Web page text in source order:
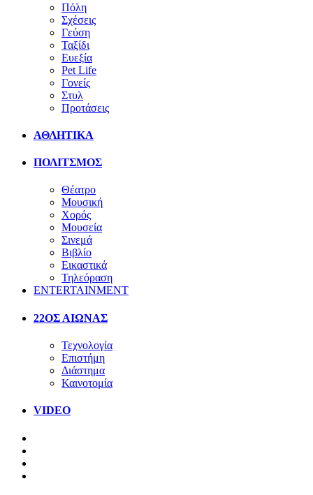
Πόλη
Σχέσεις
Γεύση
Ταξίδι
Ευεξία
Pet Life
Γονείς
Στυλ
Προτάσεις
ΑΘΛΗΤΙΚΑ
ΠΟΛΙΤΣΜΟΣ
Θέατρο
Μουσική
Χορός
Μουσεία
Σινεμά
Βιβλίο
Εικαστικά
Τηλεόραση
ENTERTAINMENT
22ΟΣ ΑΙΩΝΑΣ
Τεχνολογία
Επιστήμη
Διάστημα
Καινοτομία
VIDEO